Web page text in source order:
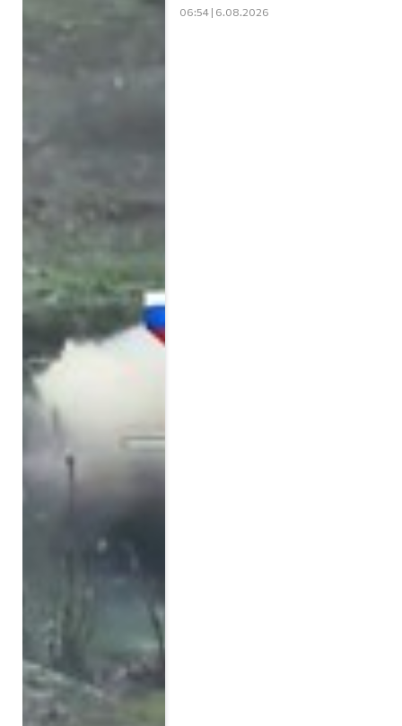
06:54 | 6.08.2026